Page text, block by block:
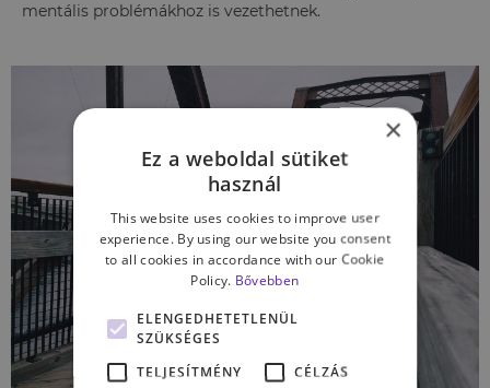
mentális problémákhoz is vezethetnek.
×
Ez a weboldal sütiket
használ
This website uses cookies to improve user
experience. By using our website you consent
to all cookies in accordance with our Cookie
Policy. Bővebben
ELENGEDHETETLENÜL
SZÜKSÉGES
TELJESÍTMÉNY
CÉLZÁS